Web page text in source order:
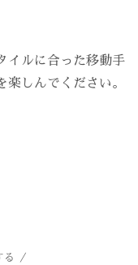
イルに合った移動手
しんでください。
る